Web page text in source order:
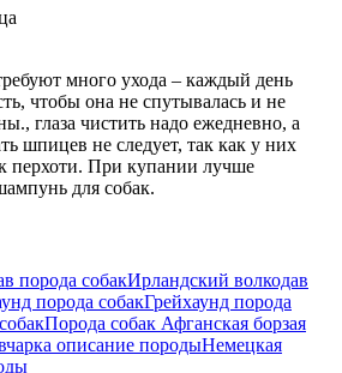
много ухода – каждый день
чтобы она не спутывалась и не
глаза чистить надо ежедневно, а
шпицев не следует, так как у них
перхоти. При купании лучше
для собак.
Ирландский волкодав
Грейхаунд порода
Порода собак Афганская борзая
Немецкая